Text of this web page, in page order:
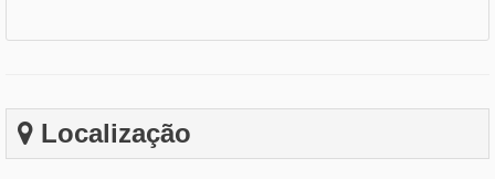
Localização